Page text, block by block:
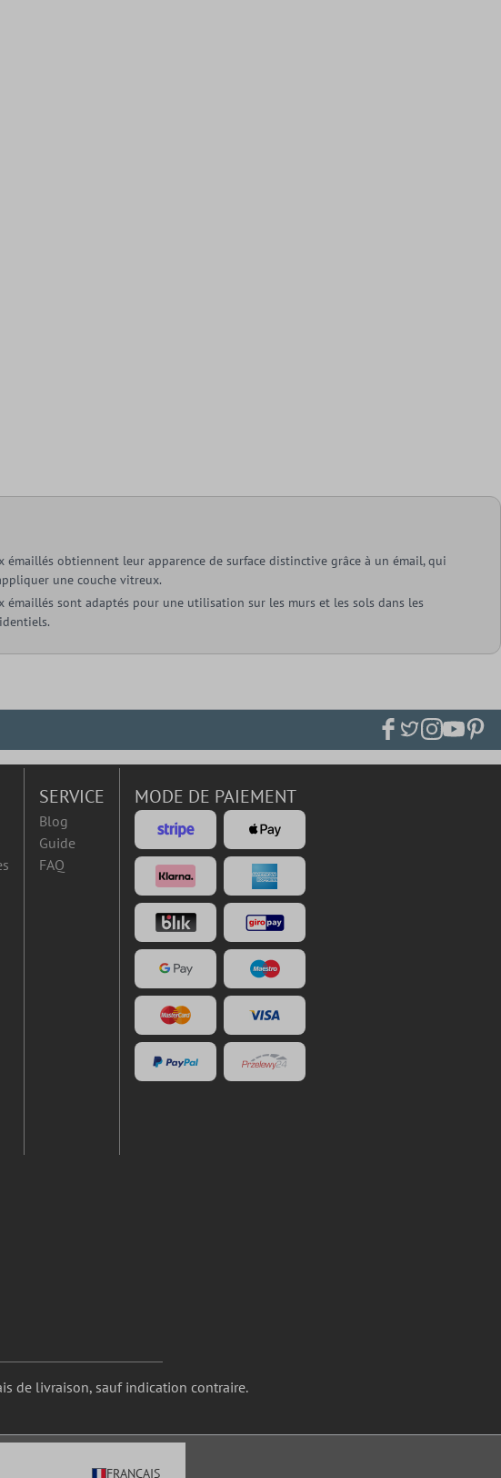
émaillés obtiennent leur apparence de surface distinctive grâce à un émail, qui
une couche vitreux.
émaillés sont adaptés pour une utilisation sur les murs et les sols dans les
SERVICE
Blog
Guide
FAQ
MODE DE PAIEMENT
de livraison, sauf indication contraire.
FRANÇAIS